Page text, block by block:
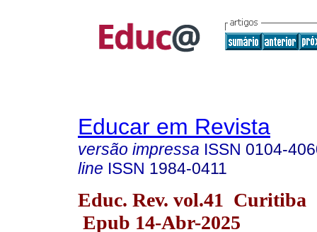
Educar em Revista
versão impressa ISSN 0104-
line ISSN 1984-0411
Educ. Rev. vol.41 Curitiba
Epub 14-Abr-2025